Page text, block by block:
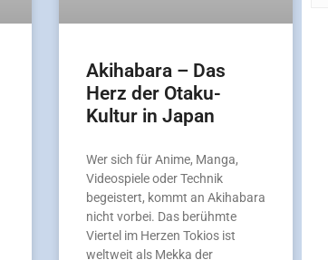
Akihabara – Das
Herz der Otaku-
Kultur in Japan
Wer sich für Anime, Manga,
Videospiele oder Technik
begeistert, kommt an Akihabara
nicht vorbei. Das berühmte
Viertel im Herzen Tokios ist
weltweit als Mekka der